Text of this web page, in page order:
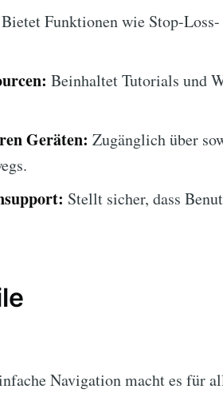
Bietet Funktionen wie Stop-
Beinhaltet Tutorials und
Geräten: Zugänglich über
Stellt sicher, dass
Navigation macht es für